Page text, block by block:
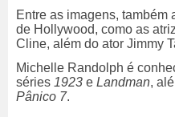
Entre as imagens,
de Hollywood, como as
Cline, além do ator Jimmy
Michelle Randolph é
séries 1923 e Landman,
Pânico 7.